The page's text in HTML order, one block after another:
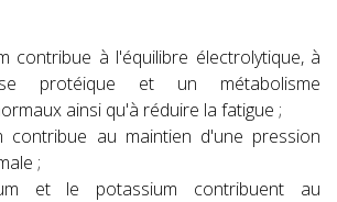
contribue à l'équilibre électrolytique, à
protéique et un métabolisme
ainsi qu'à réduire la fatigue ;
contribue au maintien d'une pression
;
et le potassium contribuent au